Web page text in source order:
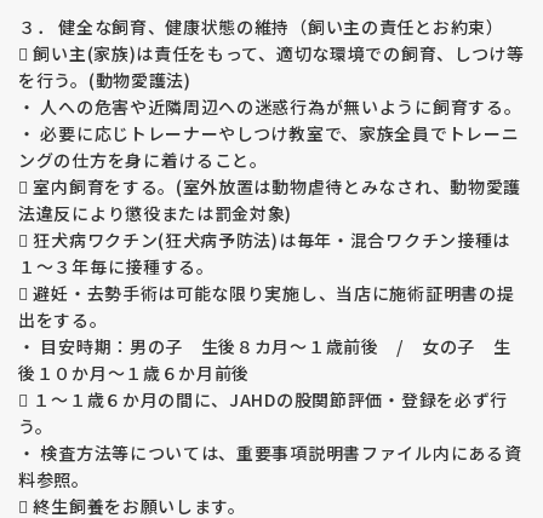
【その他の遺伝疾患】
フォンビルブランド病、ナルコレプシー病等の
ゴールデンは５項目、ラブラドールは１３項目（２０１６年現
在）を検査しています。
★★★ 6か月の生命保証 ★★★
お引渡しから6か月間に病気で死亡してしまった場合、子犬代
金の全額を返金致します。
現状では健康に見える子犬でも成長と共に疾患が現れる場合が
あります。福田ブリーダーでは生命保証を長期間に設定し、お
客様に安心してお迎え頂けるようにしております。
★★★大切にしていること★★★
子犬はすべて福田ブリーダーがしっかりと大切に育てた子犬で
す。
子犬たちは母親の愛情をたっぷり受け、兄弟と遊び、幼い時か
ら人からの愛情も与えて明るくてフレンドリーな性格に育てお
り、誰からも愛される性格の良い子犬、健康・健全な子犬をお
客様・ご家族にお譲りできるよう心がけています。
３． 健全な飼育、健康状態の維持（飼い主の責任とお約束）
 飼い主(家族)は責任をもって、適切な環境での飼育、しつけ等
を行う。(動物愛護法)
・ 人への危害や近隣周辺への迷惑行為が無いように飼育する。
・ 必要に応じトレーナーやしつけ教室で、家族全員でトレーニ
ングの仕方を身に着けること。
 室内飼育をする。(室外放置は動物虐待とみなされ、動物愛護
法違反により懲役または罰金対象)
 狂犬病ワクチン(狂犬病予防法)は毎年・混合ワクチン接種は
１～３年毎に接種する。
 避妊・去勢手術は可能な限り実施し、当店に施術証明書の提
出をする。
・ 目安時期：男の子 生後８カ月～１歳前後 / 女の子 生
後１０か月～１歳６か月前後
 １～１歳６か月の間に、JAHDの股関節評価・登録を必ず行
う。
・ 検査方法等については、重要事項説明書ファイル内にある資
料参照。
 終生飼養をお願いします。